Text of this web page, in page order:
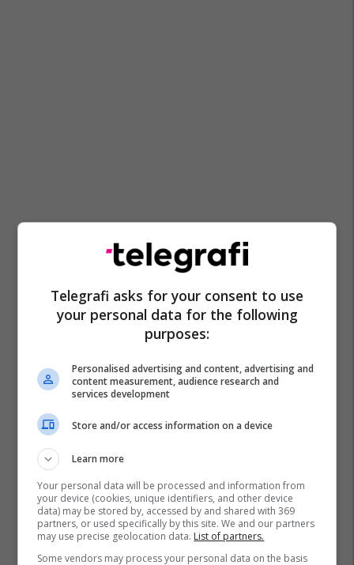
Telegrafi asks for your consent to use
your personal data for the following
purposes:
Personalised advertising and content, advertising and
content measurement, audience research and
services development
Store and/or access information on a device
Learn more
Your personal data will be processed and information from
your device (cookies, unique identifiers, and other device
data) may be stored by, accessed by and shared with 369
partners, or used specifically by this site. We and our partners
may use precise geolocation data. List of partners.
Some vendors may process your personal data on the basis